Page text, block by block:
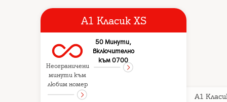
A1 Класик XS
Неограничени
минути към
любим номер
50 Минути,
включително
към 0700
A1